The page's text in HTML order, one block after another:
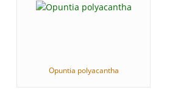
Opuntia polyacantha